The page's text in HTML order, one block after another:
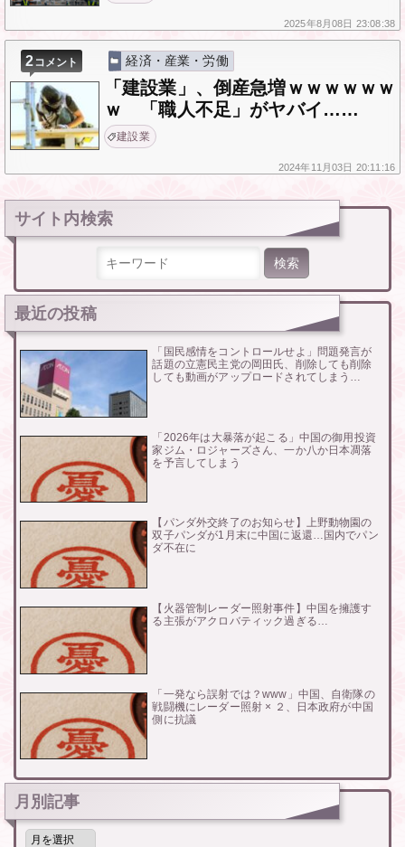
2025年8月08日 23:08:38
2コメント 経済・産業・労働
「建設業」、倒産急増ｗｗｗｗｗｗ
ｗ 「職人不足」がヤバイ……
建設業
2024年11月03日 20:11:16
サイト内検索
最近の投稿
「国民感情をコントロールせよ」問題発言が
話題の立憲民主党の岡田氏、削除しても削除
しても動画がアップロードされてしまう…
「2026年は大暴落が起こる」中国の御用投資
家ジム・ロジャーズさん、一か八か日本凋落
を予言してしまう
【パンダ外交終了のお知らせ】上野動物園の
双子パンダが1月末に中国に返還…国内でパン
ダ不在に
【火器管制レーダー照射事件】中国を擁護す
る主張がアクロバティック過ぎる…
「一発なら誤射では？www」中国、自衛隊の
戦闘機にレーダー照射 × ２、日本政府が中国
側に抗議
月別記事
月